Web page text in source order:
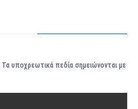
Τα υποχρεωτικά πεδία σημειώνονται με